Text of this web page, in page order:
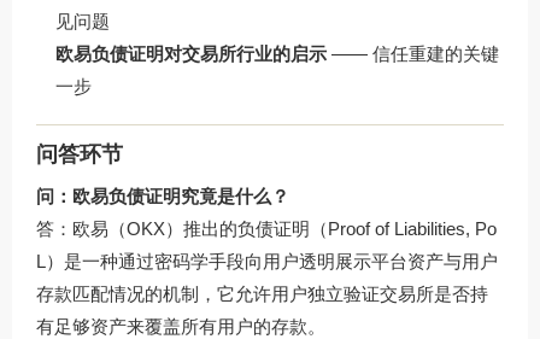
见问题
欧易负债证明对交易所行业的启示 —— 信任重建的关键
一步
问答环节
问：欧易负债证明究竟是什么？
答：欧易（OKX）推出的负债证明（Proof of Liabilities, Po
L）是一种通过密码学手段向用户透明展示平台资产与用户
存款匹配情况的机制，它允许用户独立验证交易所是否持
有足够资产来覆盖所有用户的存款。